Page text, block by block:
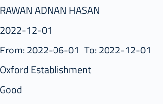
RAWAN ADNAN HASAN
2022-12-01
From: 2022-06-01 To: 2022-12-01
Oxford Establishment
Good